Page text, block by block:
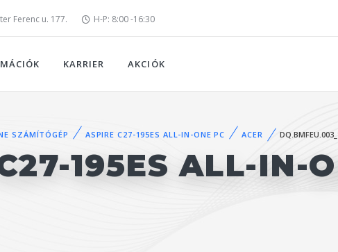
Ferenc u. 177. H-P: 8:00 -16:30
KARRIER AKCIÓK
SZÁMÍTÓGÉP ASPIRE C27-195ES ALL-IN-ONE PC ACER
195ES ALL-IN-